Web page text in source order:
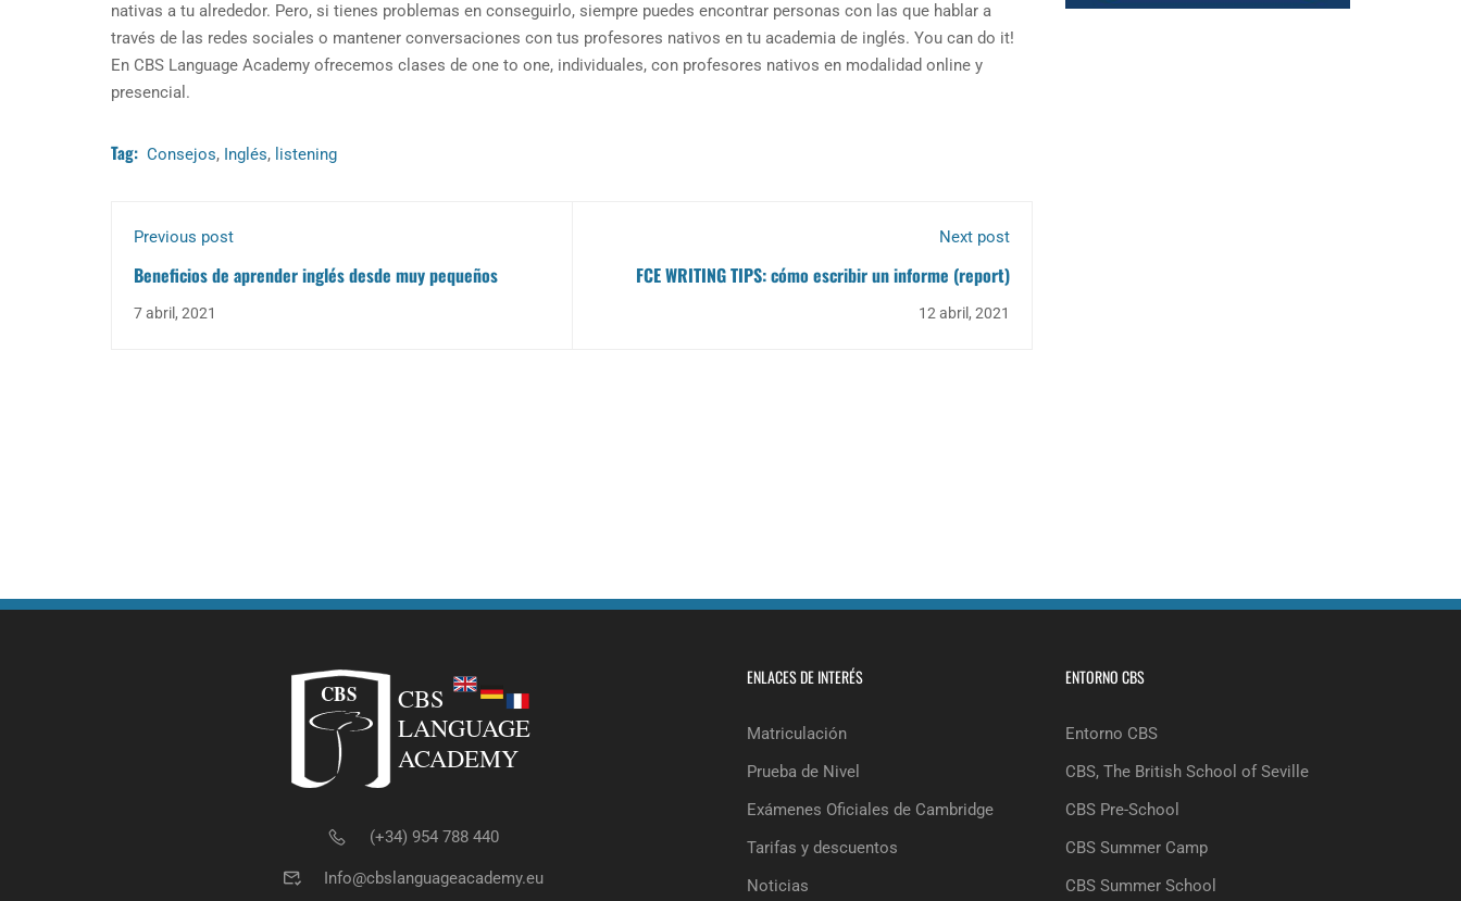
nativas a tu alrededor. Pero, si tienes problemas en conseguirlo, siempre puedes encontrar personas con las que hablar a
través de las redes sociales o mantener conversaciones con tus profesores nativos en tu academia de inglés. You can do it!
En CBS Language Academy ofrecemos clases de one to one, individuales, con profesores nativos en modalidad online y
presencial.
Tag: Consejos, Inglés, listening
Previous post
Beneficios de aprender inglés desde muy pequeños
7 abril, 2021
Next post
FCE WRITING TIPS: cómo escribir un informe (report)
12 abril, 2021
(+34) 954 788 440
Info@cbslanguageacademy.eu
ENLACES DE INTERÉS
Matriculación
Prueba de Nivel
Exámenes Oficiales de Cambridge
Tarifas y descuentos
Noticias
ENTORNO CBS
Entorno CBS
CBS, The British School of Seville
CBS Pre-School
CBS Summer Camp
CBS Summer School